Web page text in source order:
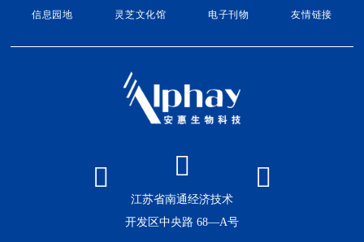
信息园地 灵芝文化馆 电子刊物 友情链接
江苏省南通经济技术
开发区中央路 68—A号